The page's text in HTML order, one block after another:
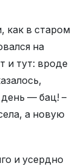
как в старом
на
и тут: вроде
— бац! –
а новую
и усердно